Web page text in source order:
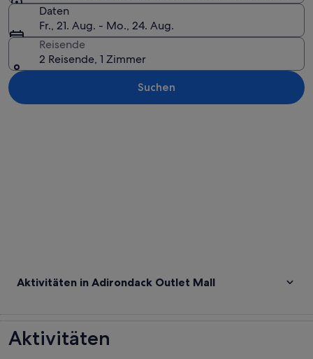
Daten
Fr., 21. Aug. - Mo., 24. Aug.
Reisende
2 Reisende, 1 Zimmer
Suchen
Aktivitäten in Adirondack Outlet Mall
Aktivitäten